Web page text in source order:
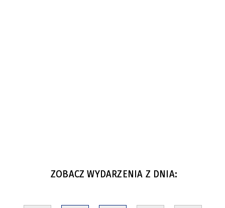
ZOBACZ WYDARZENIA Z DNIA: